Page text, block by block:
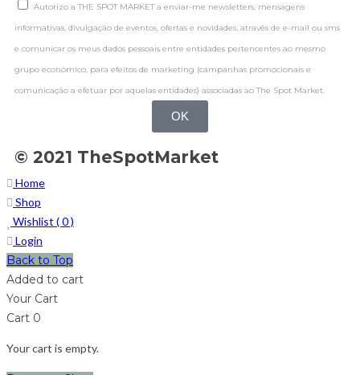
Autorizo a THE SPOT MARKET a enviar-me newsletters, mensagens
informativas, divulgação de eventos, ofertas e novidades, através de e-mail ou sms
e comunicar os meus dados pessoais entre entidades pertencentes ao mesmo
grupo económico, para efeitos de marketing (campanhas promocionais e
comunicação a efetuar por aquelas entidades) associadas ao The Spot Market.
OK
© 2021 TheSpotMarket
Home
Shop
Wishlist (0)
Login
Back to Top
Added to cart
Your Cart
Cart 0
Your cart is empty.